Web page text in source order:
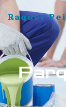
Panneau de
Raquet